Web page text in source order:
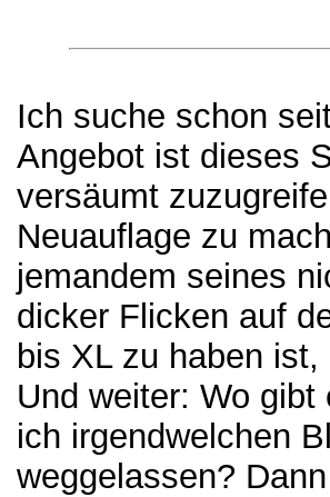
Ich suche schon
Angebot ist dieses
versäumt
Neuauflage zu
jemandem seines
dicker Flicken auf
bis XL zu haben
Und weiter: Wo
ich irgendwelchen
weggelassen?